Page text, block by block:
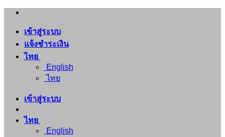
ข้าม
เนื้อหา
เข้าสู่ระบบ
แจ้งชำระเงิน
ไทย
English
ไทย
เข้าสู่ระบบ
ไทย
English